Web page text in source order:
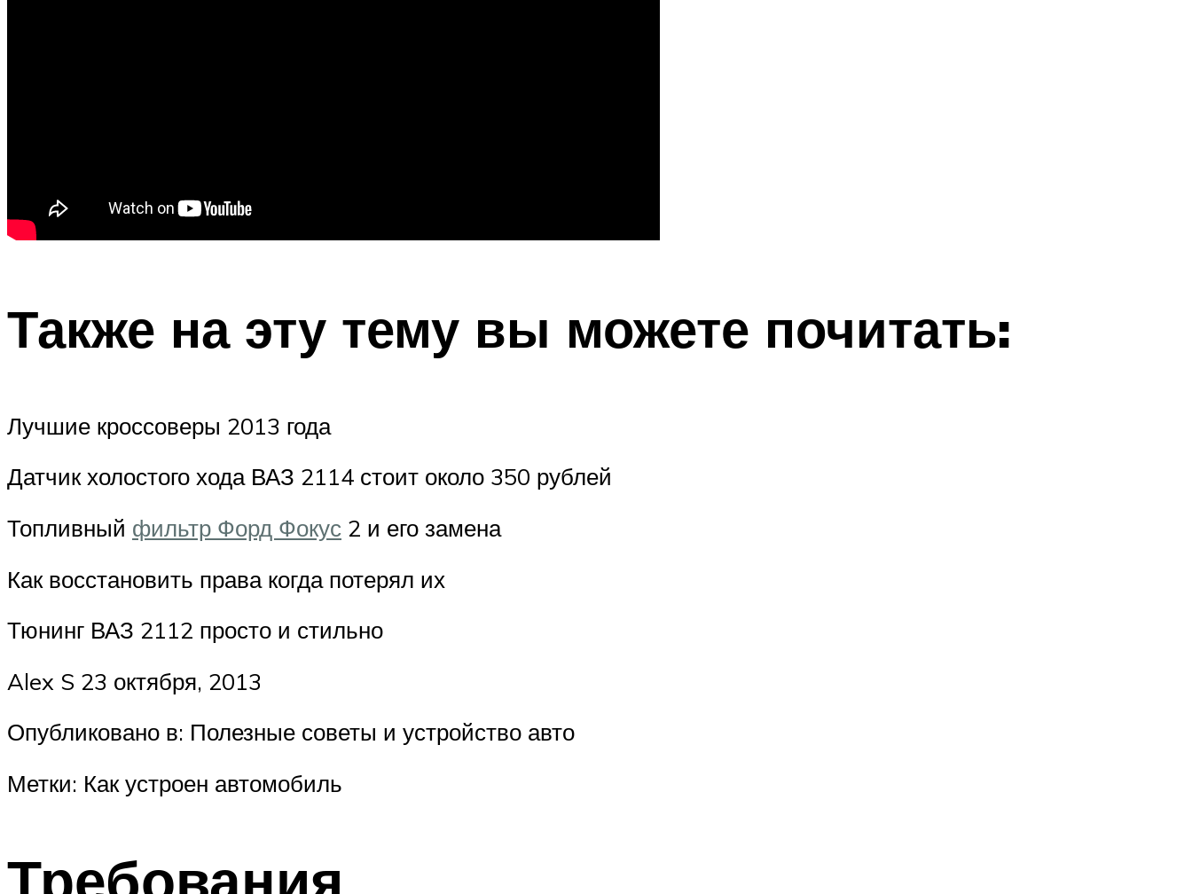
Также на эту тему вы можете почитать:
Лучшие кроссоверы 2013 года
Датчик холостого хода ВАЗ 2114 стоит около 350 рублей
Топливный фильтр Форд Фокус 2 и его замена
Как восстановить права когда потерял их
Тюнинг ВАЗ 2112 просто и стильно
Alex S 23 октября, 2013
Опубликовано в: Полезные советы и устройство авто
Метки: Как устроен автомобиль